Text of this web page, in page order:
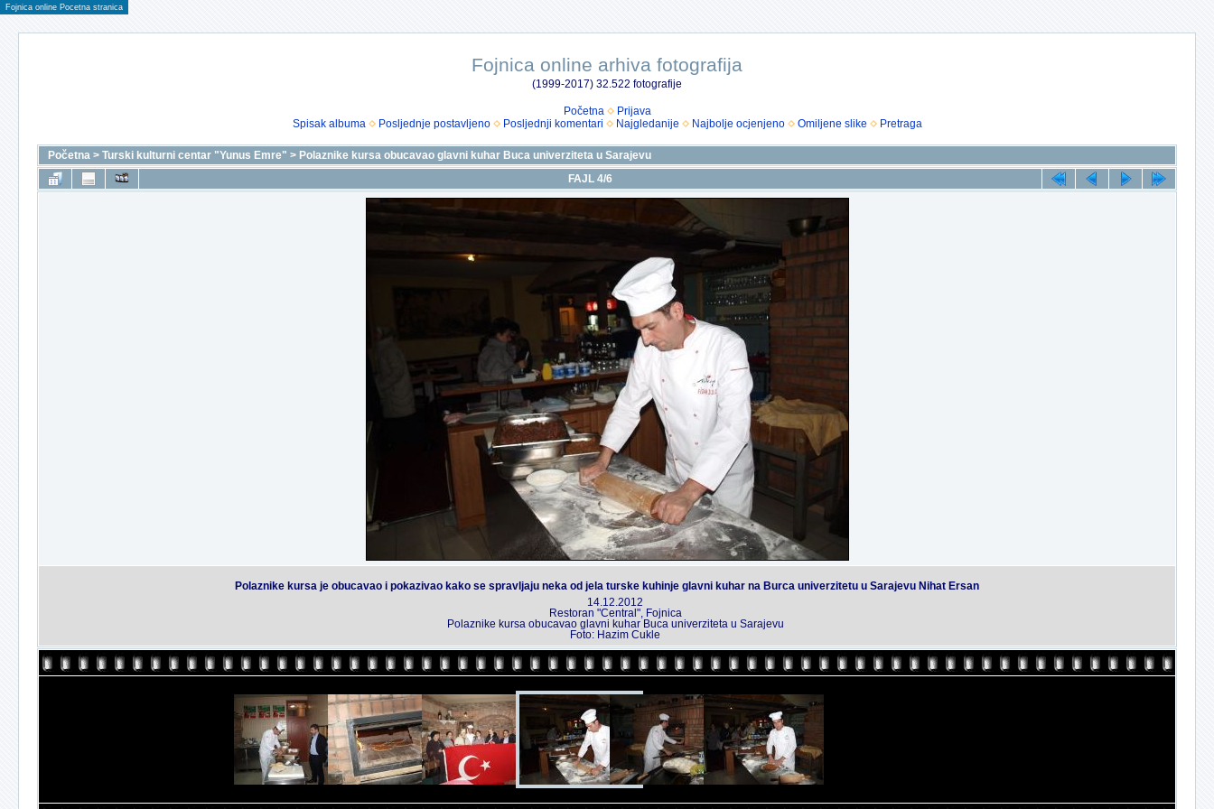
Fojnica online Pocetna stranica
Fojnica online arhiva fotografija
(1999-2017) 32.522 fotografije
Početna
Prijava
Spisak albuma
Posljednje postavljeno Posljednji komentari Najgledanije Najbolje ocjenjeno Omiljene slike Pretraga
Početna > Turski kulturni centar "Yunus Emre" > Polaznike kursa obucavao glavni kuhar Buca univerziteta u Sarajevu
FAJL 4/6
Polaznike kursa je obucavao i pokazivao kako se spravljaju neka od jela turske kuhinje glavni kuhar na Burca univerzitetu u Sarajevu Nihat Ersan
14.12.2012
Restoran "Central", Fojnica
Polaznike kursa obucavao glavni kuhar Buca univerziteta u Sarajevu
Foto: Hazim Cukle